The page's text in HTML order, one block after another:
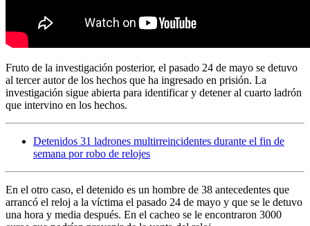
Fruto de la investigación posterior, el pasado 24 de mayo se detuvo
al tercer autor de los hechos que ha ingresado en prisión. La
investigación sigue abierta para identificar y detener al cuarto ladrón
que intervino en los hechos.
Detenidos 31 ladrones multirreincidentes durante el fin de
semana por robo de relojes
En el otro caso, el detenido es un hombre de 38 antecedentes que
arrancó el reloj a la víctima el pasado 24 de mayo y que se le detuvo
una hora y media después. En el cacheo se le encontraron 3000